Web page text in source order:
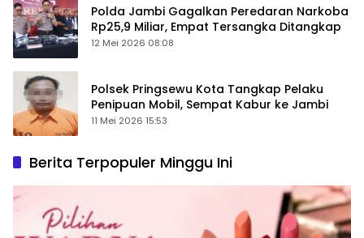
Polda Jambi Gagalkan Peredaran Narkoba
Rp25,9 Miliar, Empat Tersangka Ditangkap
12 Mei 2026 08:08
Polsek Pringsewu Kota Tangkap Pelaku
Penipuan Mobil, Sempat Kabur ke Jambi
11 Mei 2026 15:53
Berita Terpopuler Minggu Ini